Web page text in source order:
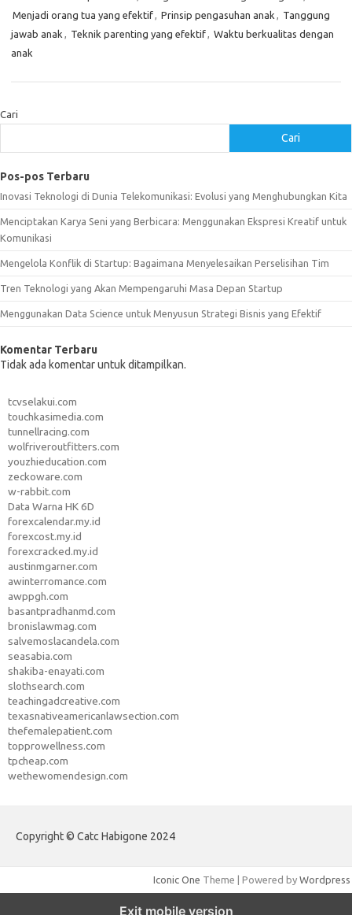
Menjadi orang tua yang efektif, Prinsip pengasuhan anak , Tanggung
jawab anak , Teknik parenting yang efektif, Waktu berkualitas dengan
anak
Cari
Cari
Pos-pos Terbaru
Inovasi Teknologi di Dunia Telekomunikasi: Evolusi yang Menghubungkan Kita
Menciptakan Karya Seni yang Berbicara: Menggunakan Ekspresi Kreatif untuk
Komunikasi
Mengelola Konflik di Startup: Bagaimana Menyelesaikan Perselisihan Tim
Tren Teknologi yang Akan Mempengaruhi Masa Depan Startup
Menggunakan Data Science untuk Menyusun Strategi Bisnis yang Efektif
Komentar Terbaru
Tidak ada komentar untuk ditampilkan.
tcvselakui.com
touchkasimedia.com
tunnellracing.com
wolfriveroutfitters.com
youzhieducation.com
zeckoware.com
w-rabbit.com
Data Warna HK 6D
forexcalendar.my.id
forexcost.my.id
forexcracked.my.id
austinmgarner.com
awinterromance.com
awppgh.com
basantpradhanmd.com
bronislawmag.com
salvemoslacandela.com
seasabia.com
shakiba-enayati.com
slothsearch.com
teachingadcreative.com
texasnativeamericanlawsection.com
thefemalepatient.com
topprowellness.com
tpcheap.com
wethewomendesign.com
Copyright © Catc Habigone 2024
Iconic One Theme | Powered by Wordpress
Exit mobile version